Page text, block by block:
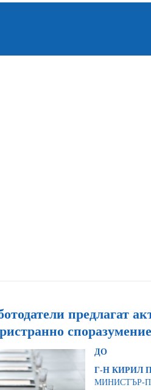
предлагат
споразумение
ДО
Г-Н КИРИЛ
МИНИСТЪР-